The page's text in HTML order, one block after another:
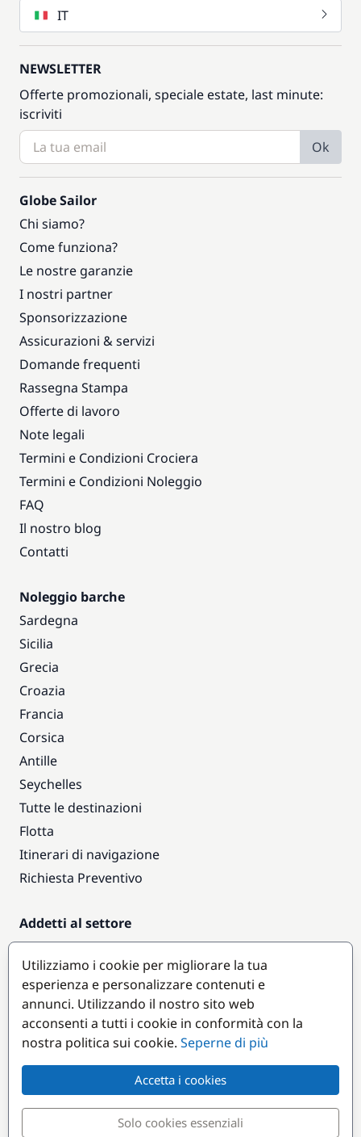
IT
NEWSLETTER
Offerte promozionali, speciale estate, last minute:
iscriviti
Ok
Globe Sailor
Chi siamo?
Come funziona?
Le nostre garanzie
I nostri partner
Sponsorizzazione
Assicurazioni & servizi
Domande frequenti
Rassegna Stampa
Offerte di lavoro
Note legali
Termini e Condizioni Crociera
Termini e Condizioni Noleggio
FAQ
Il nostro blog
Contatti
Noleggio barche
Sardegna
Sicilia
Grecia
Croazia
Francia
Corsica
Antille
Seychelles
Tutte le destinazioni
Flotta
Itinerari di navigazione
Richiesta Preventivo
Addetti al settore
Accesso armatori
Diventare partner
Destinazioni popolari
Utilizziamo i cookie per migliorare la tua
esperienza e personalizzare contenuti e
annunci. Utilizzando il nostro sito web
acconsenti a tutti i cookie in conformità con la
nostra politica sui cookie. Seperne di più
Accetta i cookies
Solo cookies essenziali